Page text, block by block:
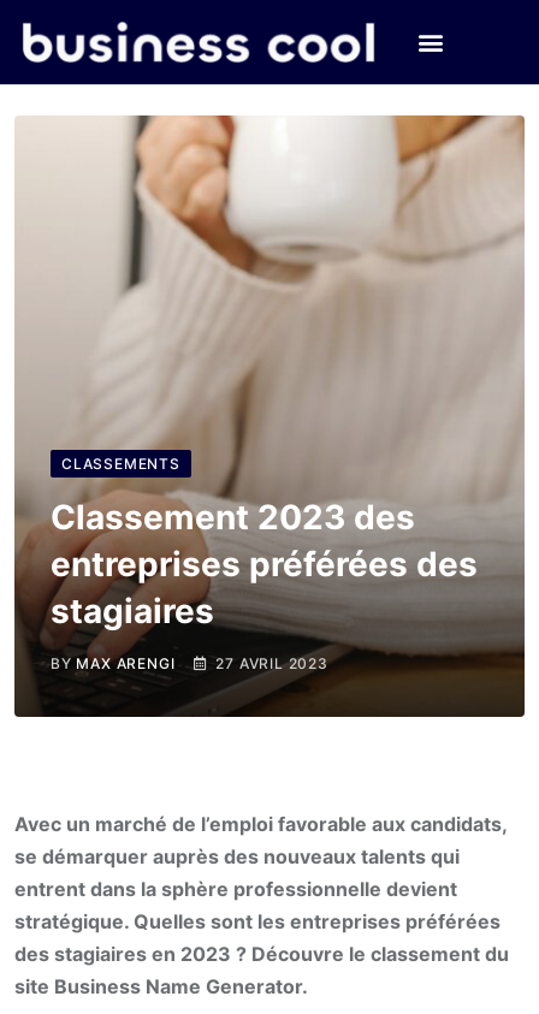
CLASSEMENTS
Classement 2023 des
entreprises préférées des
stagiaires
BY MAX ARENGI 27 AVRIL 2023
Avec un marché de l’emploi favorable aux candidats,
se démarquer auprès des nouveaux talents qui
entrent dans la sphère professionnelle devient
stratégique. Quelles sont les entreprises préférées
des stagiaires en 2023 ? Découvre le classement du
site Business Name Generator.